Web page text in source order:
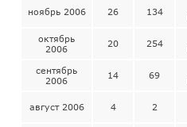
ноябрь 2006 26 134
октябрь
2006
20 254
сентябрь
2006
14 69
август 2006 4 2